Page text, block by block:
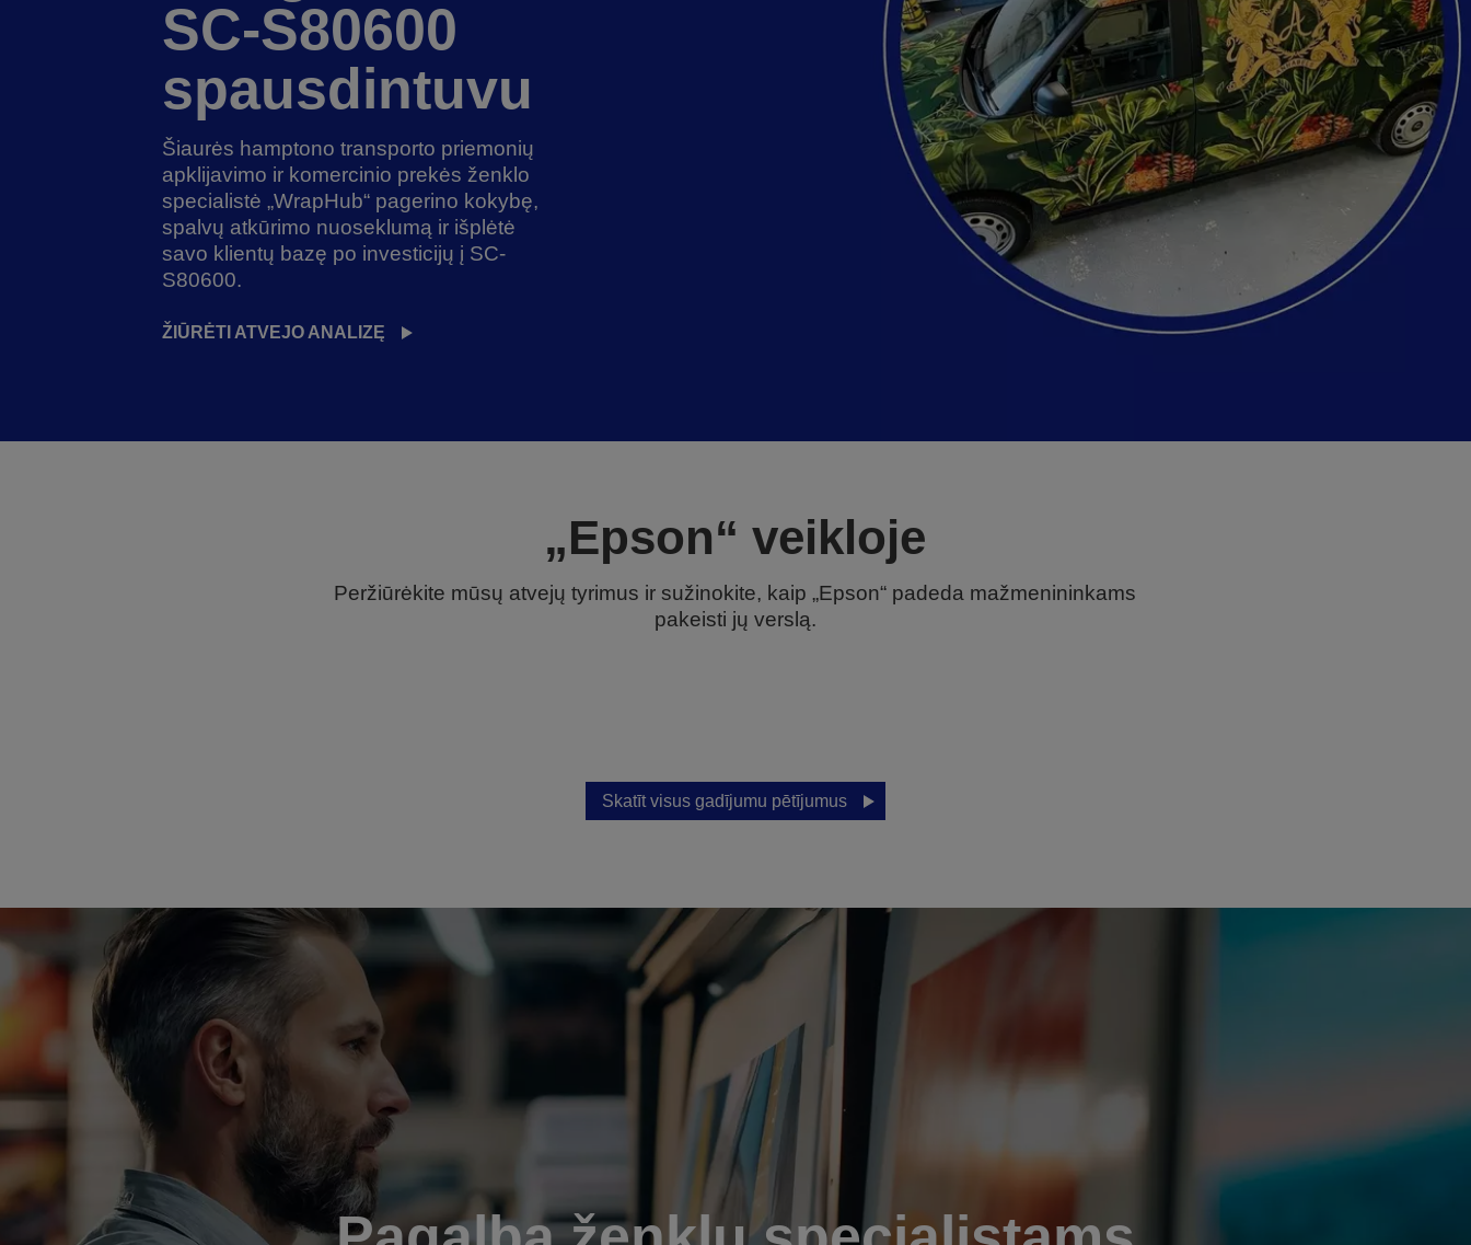
SC-S80600
spausdintuvu
Šiaurės hamptono transporto priemonių
apklijavimo ir komercinio prekės ženklo
specialistė „WrapHub“ pagerino kokybę,
spalvų atkūrimo nuoseklumą ir išplėtė
savo klientų bazę po investicijų į SC-
S80600.
ŽIŪRĖTI ATVEJO ANALIZĘ
„Epson“ veikloje
Peržiūrėkite mūsų atvejų tyrimus ir sužinokite, kaip „Epson“ padeda mažmenininkams
pakeisti jų verslą.
Skatīt visus gadījumu pētījumus